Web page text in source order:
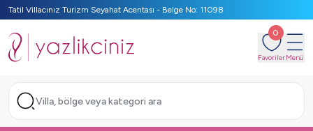
Tatil Villacınız Turizm Seyahat Acentası - Belge No: 11098
0
FavorilerMenü
Villa, bölge veya kategori ara